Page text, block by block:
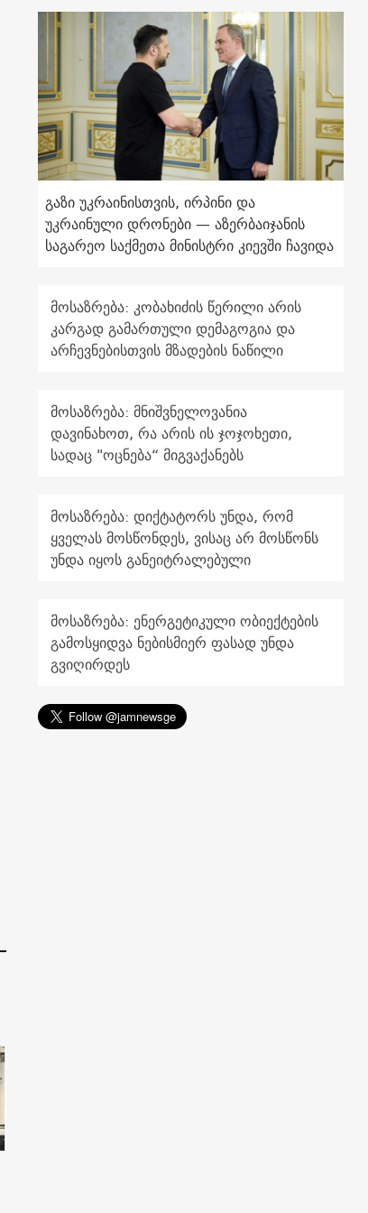
გაზი უკრაინისთვის, ირპინი და
უკრაინული დრონები — აზერბაიჯანის
საგარეო საქმეთა მინისტრი კიევში ჩავიდა
მოსაზრება: კობახიძის წერილი არის
კარგად გამართული დემაგოგია და
არჩევნებისთვის მზადების ნაწილი
მოსაზრება: მნიშვნელოვანია
დავინახოთ, რა არის ის ჯოჯოხეთი,
სადაც "ოცნება“ მიგვაქანებს
მოსაზრება: დიქტატორს უნდა, რომ
ყველას მოსწონდეს, ვისაც არ მოსწონს
უნდა იყოს განეიტრალებული
მოსაზრება: ენერგეტიკული ობიექტების
გამოსყიდვა ნებისმიერ ფასად უნდა
გვიღირდეს